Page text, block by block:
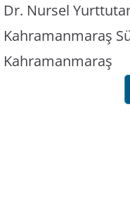
Dr. Nursel
Kahramanmaraş
Kahramanmaraş